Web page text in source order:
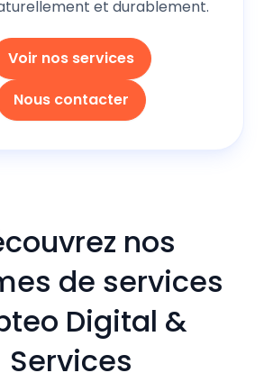
et durablement.
Voir nos services
Nous contacter
nos
de services
Digital &
Services